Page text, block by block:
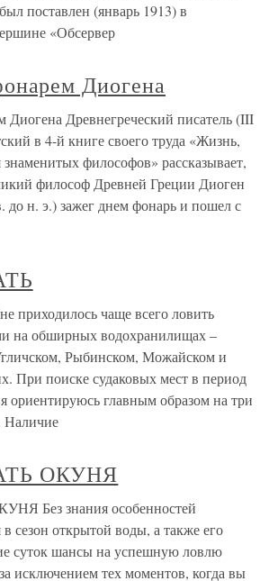
поставлен (январь 1913) в
«Обсервер
Диогена
Диогена Древнегреческий писатель (III
в 4-й книге своего труда «Жизнь,
философов» рассказывает,
философ Древней Греции Диоген
н. э.) зажег днем фонарь и пошел с
чаще всего ловить
на обширных водохранилищах –
Рыбинском, Можайском и
При поиске судаковых мест в период
ориентируюсь главным образом на три
Наличие
ОКУНЯ
Без знания особенностей
сезон открытой воды, а также его
суток шансы на успешную ловлю
исключением тех моментов, когда вы